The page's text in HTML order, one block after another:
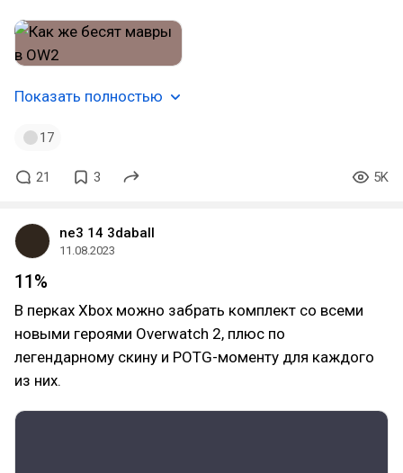
Показать полностью
17
21 3 5K
ne3 14 3daball
11.08.2023
11%
В перках Xbox можно забрать комплект со всеми
новыми героями Overwatch 2, плюс по
легендарному скину и POTG-моменту для каждого
из них.